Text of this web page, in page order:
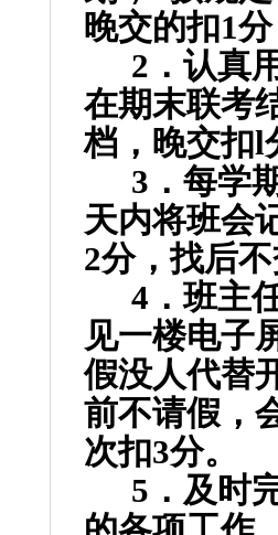
晚交的扣1
2 ．认真
在期末联考
档，晚交扣l
3 ．每学
天内将班会
2分，找后
4 ．班主
见一楼电子
假没人代替
前不请假，
次扣3分。
5 ．及时